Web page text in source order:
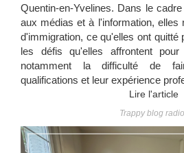
Quentin-en-Yvelines. Dans le
aux médias et à l'information, elles
d'immigration, ce qu'elles ont quitté
les défis qu'elles affrontent
notamment la difficulté de
qualifications et leur expérience
Lire l'article
Trappy blog radio